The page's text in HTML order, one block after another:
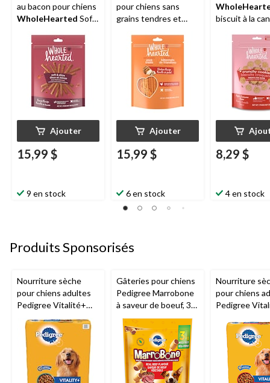
au bacon pour chiens
WholeHearted Soft
Ajouter
15,99 $
9 en stock
pour chiens sans
grains tendres et
WholeHearted,
poulet, 453 g
Ajouter
15,99 $
6 en stock
biscuit à la
8,29 $
4 en stock
Produits Sponsorisés
Nourriture sèche
pour chiens adultes
Pedigree Vitalité+
original poulet rôti et
légumes, 14 kg
Gâteries pour chiens
Pedigree Marrobone
à saveur de boeuf, 3
kg
Nourriture
pour chiens
Pedigree
légumes, 14